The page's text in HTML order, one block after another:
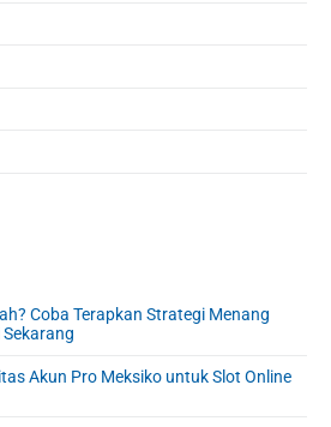
Coba Terapkan Strategi Menang
Akun Pro Meksiko untuk Slot Online